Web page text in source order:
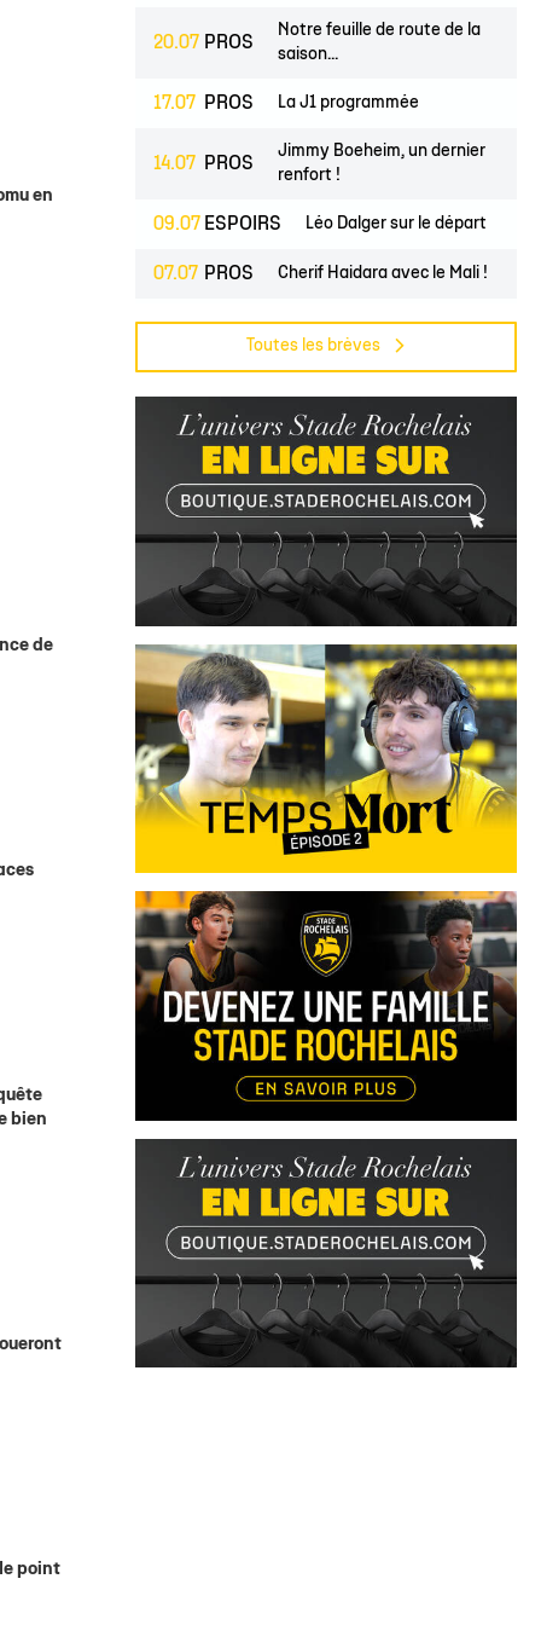
Rejoindre l'EDB
en
de
bien
point
20.07 PROS
Notre feuille de route de la
saison...
17.07 PROS La J1 programmée
14.07 PROS
Jimmy Boeheim, un dernier
renfort !
09.07 ESPOIRS Léo Dalger sur le départ
07.07 PROS Cherif Haidara avec le Mali !
PROS
Jase Townsend rejoint les
rangs...
Le Club une nouvelle fois
labellisé...
CLUB
L'Asso est à la recherche de
trois...
Toutes les brèves